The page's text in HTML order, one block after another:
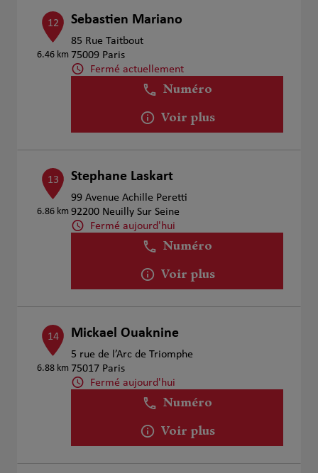
12
6.46 km
Sebastien Mariano
85 Rue Taitbout
75009 Paris
Fermé actuellement
Numéro
Voir plus
13
6.86 km
Stephane Laskart
99 Avenue Achille Peretti
92200 Neuilly Sur Seine
Fermé aujourd'hui
Numéro
Voir plus
14
6.88 km
Mickael Ouaknine
5 rue de l’Arc de Triomphe
75017 Paris
Fermé aujourd'hui
Numéro
Voir plus